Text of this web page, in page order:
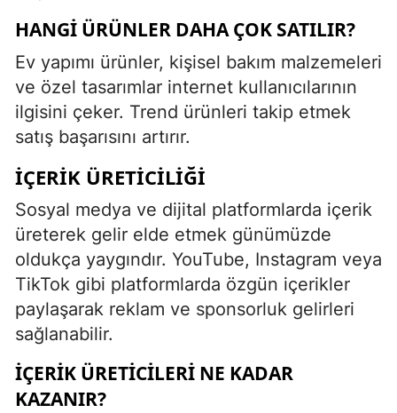
HANGI ÜRÜNLER DAHA ÇOK SATILIR?
Ev yapımı ürünler, kişisel bakım malzemeleri
ve özel tasarımlar internet kullanıcılarının
ilgisini çeker. Trend ürünleri takip etmek
satış başarısını artırır.
İÇERIK ÜRETICILIĞI
Sosyal medya ve dijital platformlarda içerik
üreterek gelir elde etmek günümüzde
oldukça yaygındır. YouTube, Instagram veya
TikTok gibi platformlarda özgün içerikler
paylaşarak reklam ve sponsorluk gelirleri
sağlanabilir.
İÇERIK ÜRETICILERI NE KADAR
KAZANIR?